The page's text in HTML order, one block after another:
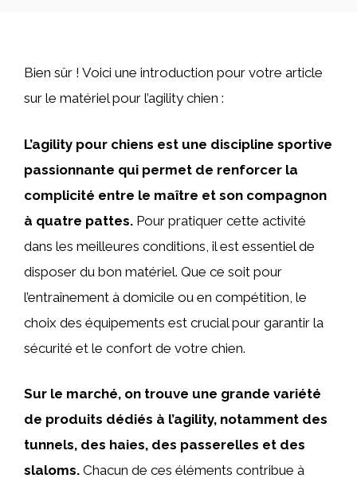
Bien sûr ! Voici une introduction pour votre article
sur le matériel pour l’agility chien :
L’agility pour chiens est une discipline sportive
passionnante qui permet de renforcer la
complicité entre le maître et son compagnon
à quatre pattes. Pour pratiquer cette activité
dans les meilleures conditions, il est essentiel de
disposer du bon matériel. Que ce soit pour
l’entraînement à domicile ou en compétition, le
choix des équipements est crucial pour garantir la
sécurité et le confort de votre chien.
Sur le marché, on trouve une grande variété
de produits dédiés à l’agility, notamment des
tunnels, des haies, des passerelles et des
slaloms. Chacun de ces éléments contribue à